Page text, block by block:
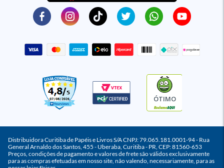
ÓTIMO
Distribuidora Curitiba de Papéis e Livros S/A CNPJ: 79.065.181.0001-94 - Rua
General Arnaldo dos Santos, 455 - Uberaba, Curitiba - PR, CEP: 81560-653
Preços, condições de pagamento e valores de frete são válidos exclusivamente
para as compras efetuadas em nosso site, não valendo, necessariamente, para as